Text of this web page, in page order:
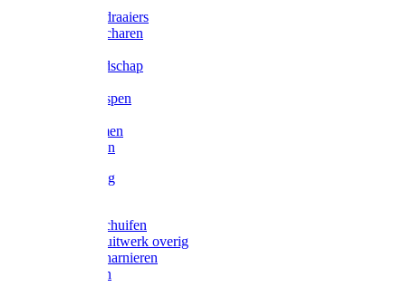
Schroevendraaiers
Tangen / Scharen
Meetgereedschap
Vijlen / Raspen
Lijmklemmen
Waterpassen
Bouwbeslag
Grendels/schuifen
Hang en sluitwerk overig
Hengen/scharnieren
Scharnieren